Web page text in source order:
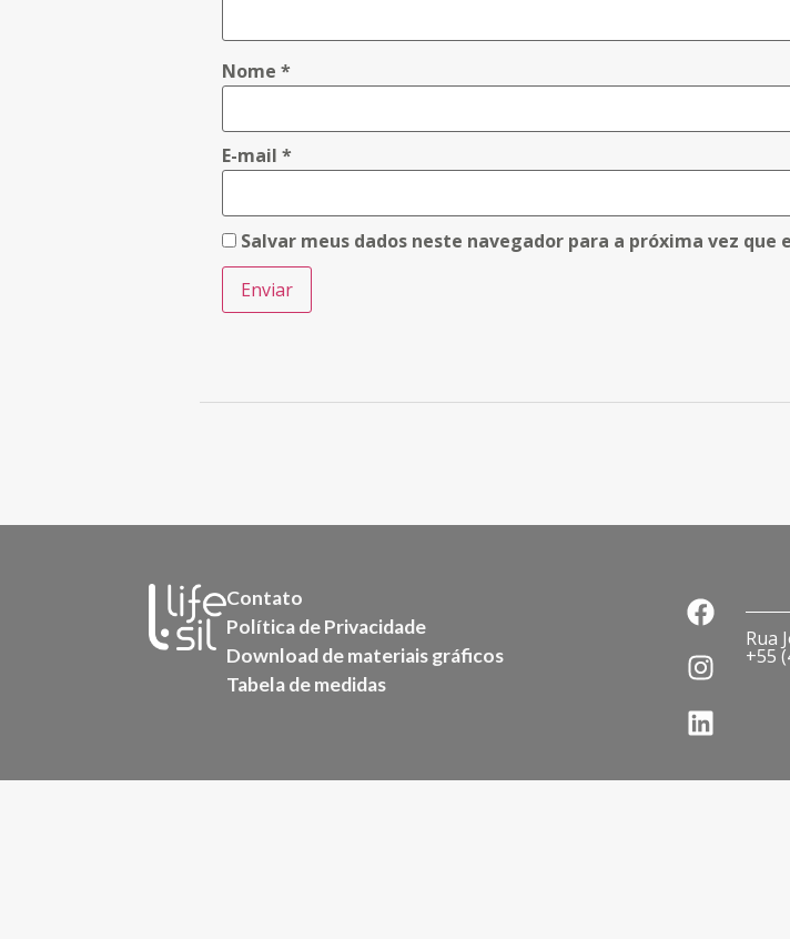
Nome *
E-mail *
Salvar meus dados neste navegador para a próxima vez que
Contato
Política de Privacidade
Download de materiais gráficos
Tabela de medidas
Rua
+55